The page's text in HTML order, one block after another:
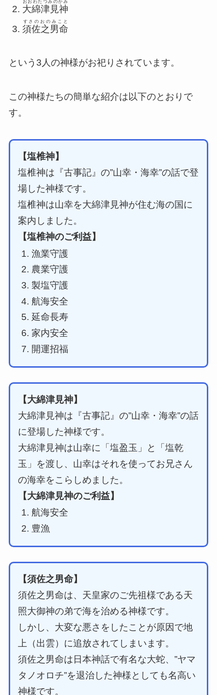
大綿津見神
おおわたつみのかみ
須佐之男命
すさのおのみこと
という3人の神様がお祀りされています。
この神様たちの簡単な紹介は以下のとおりで
す。
【塩椎神】
塩椎神は『古事記』の”山幸・海幸”の話で登
場した神様です。
塩椎神は山幸を大綿津見神が住む海の国に
案内しました。
【塩椎神のご利益】
漁業守護
農業守護
製塩守護
航海安全
延命長寿
家内安全
開運招福
【大綿津見神】
大綿津見神は『古事記』の”山幸・海幸”の話
に登場した神様です。
大綿津見神は山幸に「塩盈玉」と「塩乾
玉」を渡し、山幸はそれを使ってお兄さん
の海幸をこらしめました。
【大綿津見神のご利益】
航海安全
豊漁
【須佐之男命】
須佐之男命は、天皇家のご先祖様である天
照大御神の弟で海を治める神様です。
しかし、大変な悪さをしたことが原因で地
上（出雲）に追放されてしまいます。
須佐之男命は日本神話で有名な大蛇、”ヤマ
タノオロチ”を退治した神様としても名高い
神様です。